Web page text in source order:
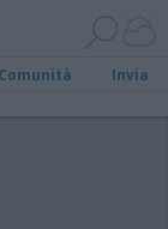
Comunità Invia